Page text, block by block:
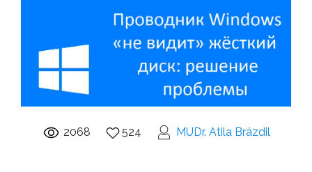
2068 524 MUDr. Atila Brázdil